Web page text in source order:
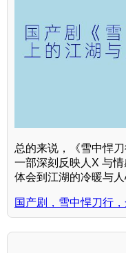
总的来说，《雪中悍
一部深刻反映人X 与
体会到江湖的冷暖与人
国产剧，雪中悍刀行